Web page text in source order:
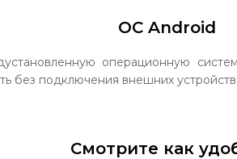
ОС Android
операционную
без подключения внешних устройств.
Смотрите как